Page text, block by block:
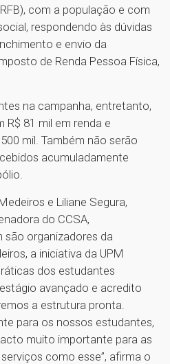
com a população e com
respondendo às dúvidas
e envio da
de Renda Pessoa Física,
na campanha, entretanto,
R$ 81 mil em renda e
mil. Também não serão
acumuladamente
e Liliane Segura,
do CCSA,
organizadores da
a iniciativa da UPM
dos estudantes
avançado e acredito
a estrutura pronta.
para os nossos estudantes,
muito importante para as
como esse”, afirma o